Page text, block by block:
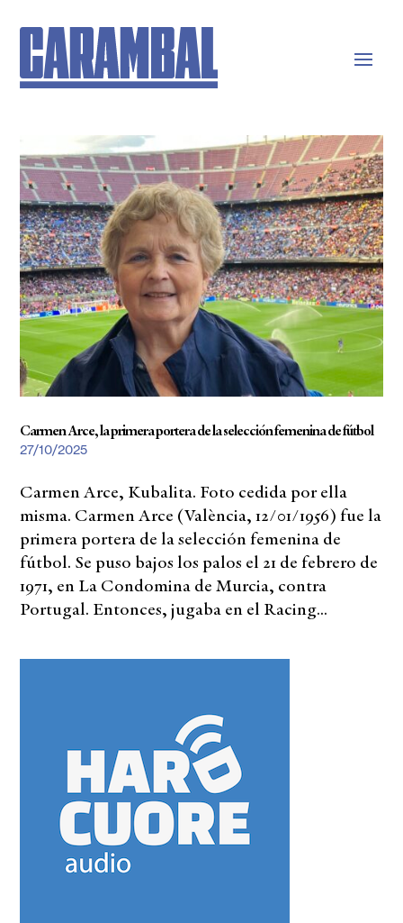
Carmen Arce, la primera portera de la selección femenina de fútbol
27/10/2025
Carmen Arce, Kubalita. Foto cedida por ella
misma. Carmen Arce (València, 12/01/1956) fue la
primera portera de la selección femenina de
fútbol. Se puso bajos los palos el 21 de febrero de
1971, en La Condomina de Murcia, contra
Portugal. Entonces, jugaba en el Racing...